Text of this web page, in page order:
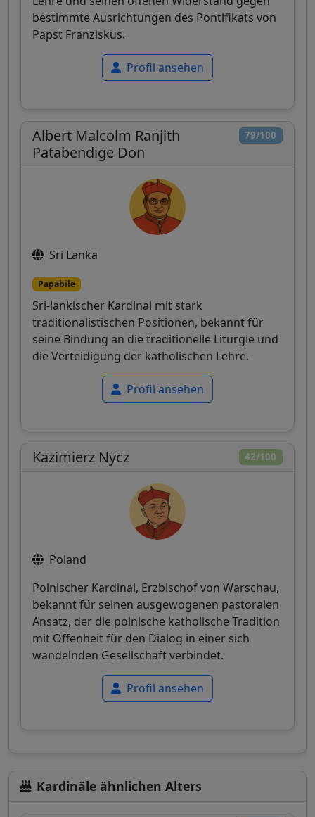
bestimmte Ausrichtungen des Pontifikats von
Papst Franziskus.
Profil ansehen
79/100
Albert Malcolm Ranjith
Patabendige Don
Sri Lanka
Papabile
Sri-lankischer Kardinal mit stark
traditionalistischen Positionen, bekannt für
seine Bindung an die traditionelle Liturgie und
die Verteidigung der katholischen Lehre.
Profil ansehen
42/100
Kazimierz Nycz
Poland
Polnischer Kardinal, Erzbischof von Warschau,
bekannt für seinen ausgewogenen pastoralen
Ansatz, der die polnische katholische Tradition
mit Offenheit für den Dialog in einer sich
wandelnden Gesellschaft verbindet.
Profil ansehen
Kardinäle ähnlichen Alters